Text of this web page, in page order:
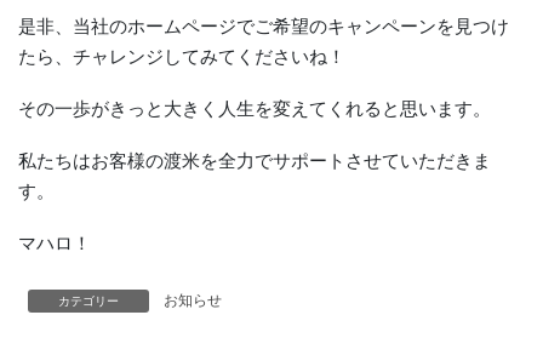
是非、当社のホームページでご希望のキャンペーンを見つけ
たら、チャレンジしてみてくださいね！
その一歩がきっと大きく人生を変えてくれると思います。
私たちはお客様の渡米を全力でサポートさせていただきま
す。
マハロ！
カテゴリー お知らせ